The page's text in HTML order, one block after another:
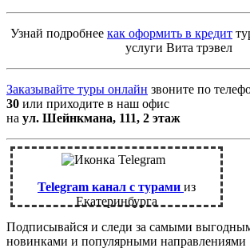
Узнай подробнее как оформить в кредит
услуги Вита трэвел
Заказывайте туры онлайн звоните по
30 или приходите в наш офис
на ул. Шейнкмана, 111, 2 этаж
Telegram канал с турами из
Екатеринбурга
Подписывайся и следи за самыми
новинками и популярными направлениями